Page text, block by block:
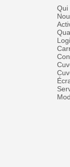
Qui